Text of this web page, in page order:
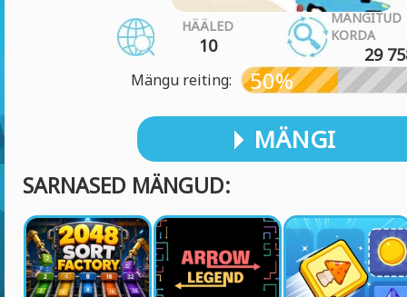
HÄÄLED
10
MÄNGITUD
KORDA
29
Mängu reiting: 50%
MÄNGI
SARNASED MÄNGUD: